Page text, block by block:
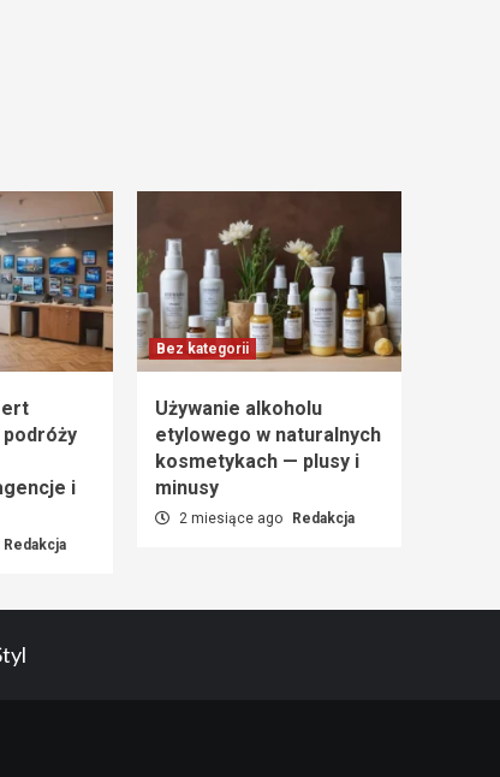
i
Redakcja
Bez kategorii
Używanie alkoholu
etylowego w naturalnych
kosmetykach — plusy i
minusy
2 miesiące ago Redakcja